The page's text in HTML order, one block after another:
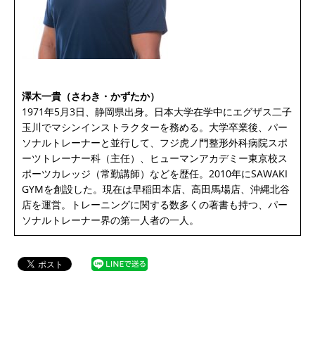
澤木一貴（さわき・かずたか）
1971年5月3日、静岡県出身。日本大学在学中にエグザス二子
玉川でマシンインストラクターを務める。大学卒業後、パー
ソナルトレーナーと並行して、フジ虎ノ門整形外科病院スポ
ーツトレーナー科（主任）、ヒューマンアカデミー東京校ス
ポーツカレッジ（常勤講師）などを歴任。2010年にSAWAKI
GYMを創設した。現在は早稲田本店、高田馬場店、沖縄北谷
店を運営。トレーニングに関する数多くの著書も持つ、パー
ソナルトレーナー界の第一人者の一人。